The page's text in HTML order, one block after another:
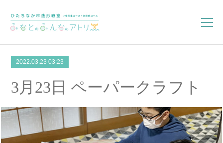
2022.03.23 03:23
3月23日 ペーパークラフト